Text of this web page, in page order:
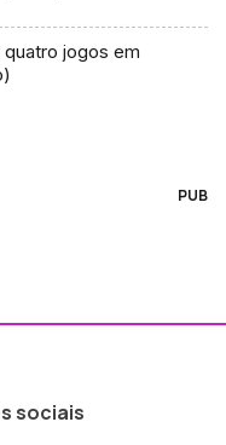
quatro jogos em
PUB
sociais